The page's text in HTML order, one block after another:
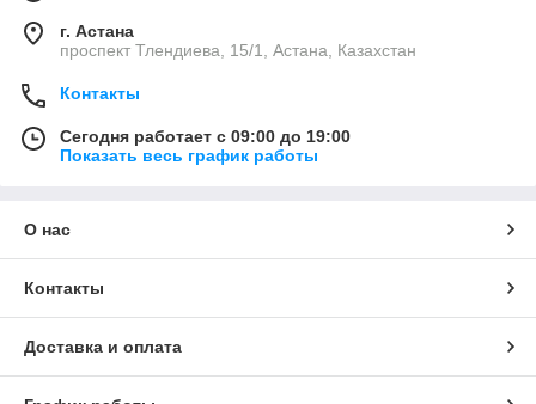
г. Астана
проспект Тлендиева, 15/1, Астана, Казахстан
Контакты
Сегодня работает с 09:00 до 19:00
Показать весь график работы
О нас
Контакты
Доставка и оплата